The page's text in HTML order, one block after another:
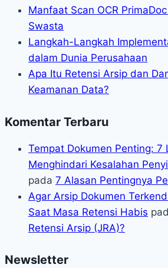
Manfaat Scan OCR
Swasta
Langkah-Langkah
dalam Dunia Perusahaan
Apa Itu Retensi Arsip dan
Keamanan Data?
Komentar Terbaru
Tempat Dokumen Penting: 7
Menghindari Kesalahan
pada 7 Alasan Pentingnya
Agar Arsip Dokumen
Saat Masa Retensi Habis
Retensi Arsip (JRA)?
Newsletter